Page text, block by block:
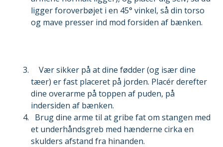
ligger foroverbøjet i en 45° vinkel, så din torso
og mave presser ind mod forsiden af bænken.
Vær sikker på at dine fødder (og især dine
tæer) er fast placeret på jorden. Placér derefter
dine overarme på toppen af puden, på
indersiden af bænken.
Brug dine arme til at gribe fat om stangen med
et underhåndsgreb med hænderne cirka en
skulders afstand fra hinanden.